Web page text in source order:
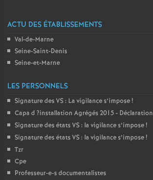
ACTU DES ÉTABLISSEMENTS
Val-de-Marne
Seine-Saint-Denis
Seine-et-Marne
LES PERSONNELS
Signature des VS : La vigilance s’impose!
Capa d ?installation Agrégés 2015 - Déclaration
Signature des états VS : la vigilance s’impose!
Signature des états VS : la vigilance s’impose!
Tzr
Cpe
Professeur-e-s documentalistes